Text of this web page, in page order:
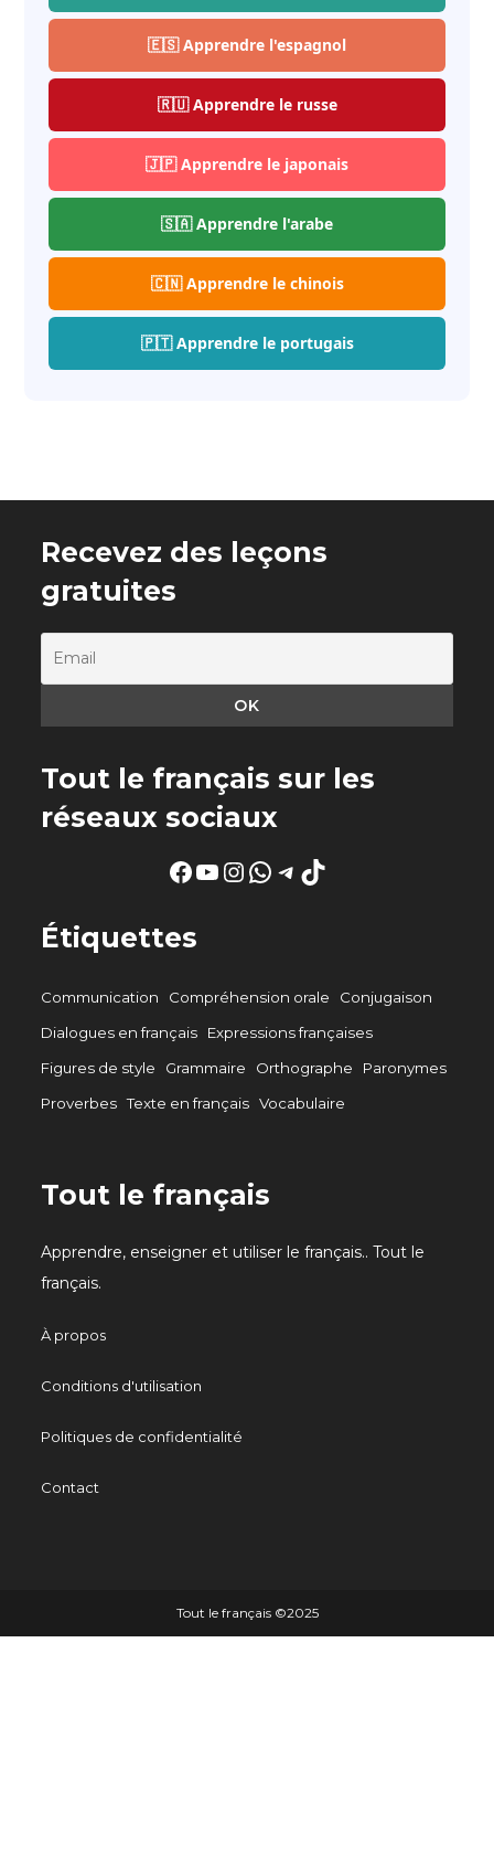
🇪🇸 Apprendre l'espagnol
🇷🇺 Apprendre le russe
🇯🇵 Apprendre le japonais
🇸🇦 Apprendre l'arabe
🇨🇳 Apprendre le chinois
🇵🇹 Apprendre le portugais
Recevez des leçons
gratuites
Tout le français sur les
réseaux sociaux
Facebook
YouTube
Instagram
WhatsApp
Telegram
TikTok
Étiquettes
Communication Compréhension orale
Conjugaison
Dialogues en français
Expressions françaises
Figures de style
Grammaire Orthographe
Paronymes
Proverbes Texte en français Vocabulaire
Tout le français
Apprendre, enseigner et utiliser le français.. Tout le
français.
À propos
Conditions d'utilisation
Politiques de confidentialité
Contact
Tout le français ©️2025